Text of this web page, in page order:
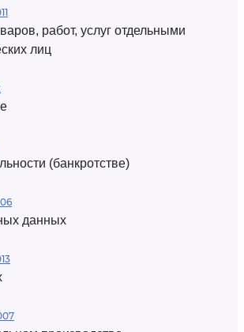
работ, услуг отдельными
лиц
(банкротстве)
данных